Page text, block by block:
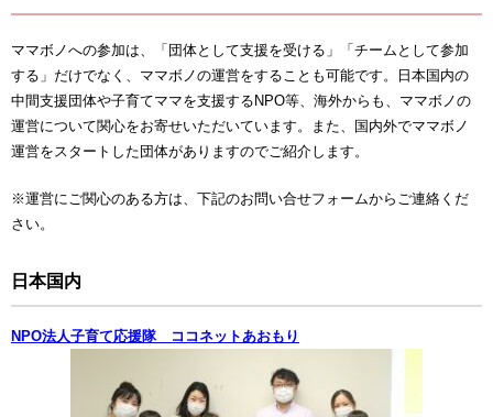
ママボノへの参加は、「団体として支援を受ける」「チームとして参加
する」だけでなく、ママボノの運営をすることも可能です。日本国内の
中間支援団体や子育てママを支援するNPO等、海外からも、ママボノの
運営について関心をお寄せいただいています。また、国内外でママボノ
運営をスタートした団体がありますのでご紹介します。
※運営にご関心のある方は、下記のお問い合せフォームからご連絡くだ
さい。
日本国内
NPO法人子育て応援隊 ココネットあおもり